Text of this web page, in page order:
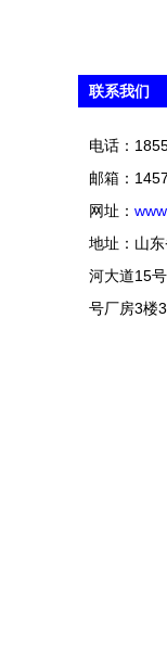
联系我们
电话：
邮箱：
网址：
地址：山
河大道15
号厂房3楼